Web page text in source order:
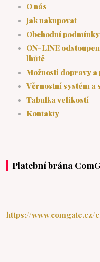
O nás
Jak nakupovat
Obchodní podmínky
ON-LINE
lhůtě
Možnosti dopravy a
Věrnostní systém a
Tabulka velikostí
Kontakty
Platební brána
https://www.comgate.cz/